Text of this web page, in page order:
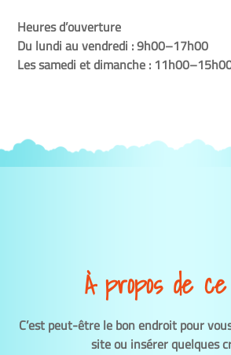
Heures d’ouverture
Du lundi au vendredi : 9h00–17h00
Les samedi et dimanche :
À propos de
C’est peut-être le bon endroit pour
site ou insérer quelques